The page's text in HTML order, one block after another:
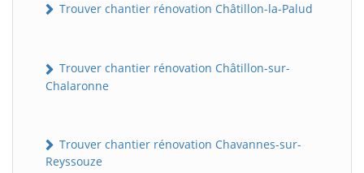
Trouver chantier rénovation Châtillon-la-Palud
Trouver chantier rénovation Châtillon-sur-
Chalaronne
Trouver chantier rénovation Chavannes-sur-
Reyssouze